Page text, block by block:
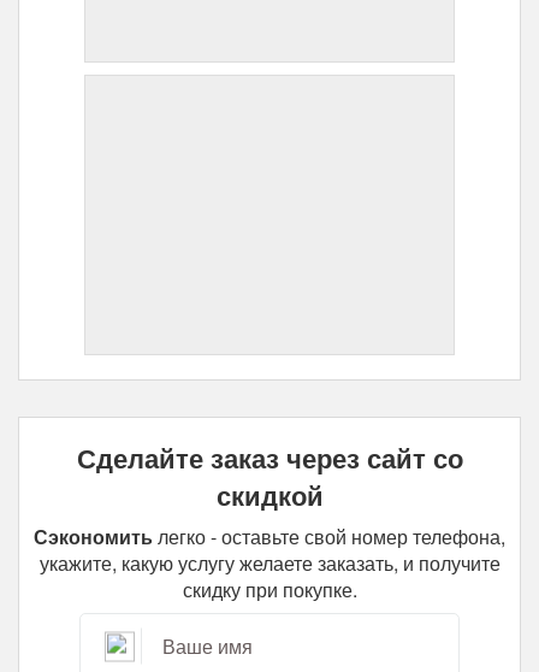
Сделайте заказ через сайт со
скидкой
Сэкономитьлегко - оставьте свой номер телефона,
укажите, какую услугу желаете заказать, и получите
скидку при покупке.